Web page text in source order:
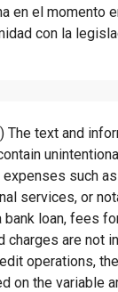
en el momento
con la
The text and
such
services, or
bank loan, fees
charges are not
operations,
on the variable